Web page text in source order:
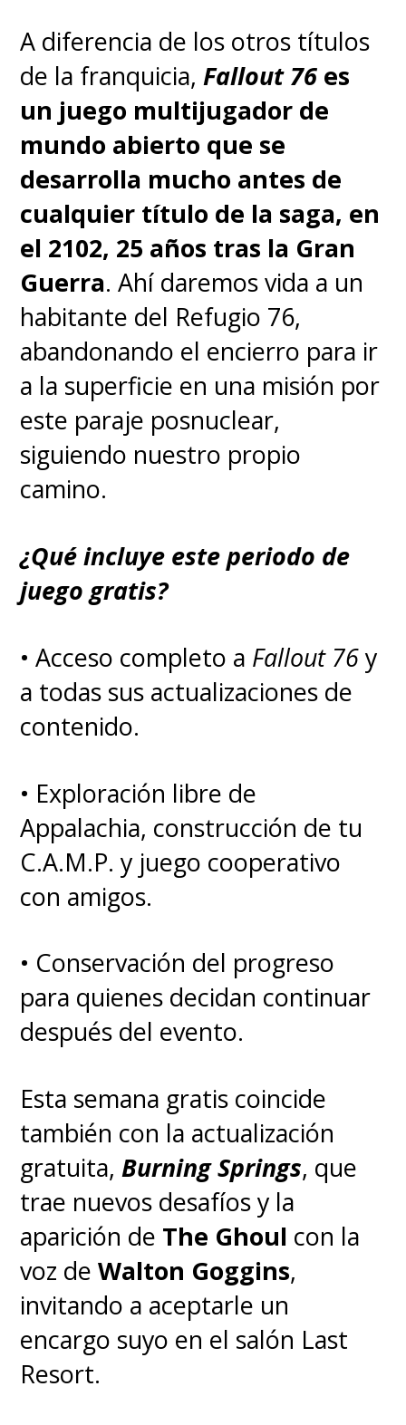
A diferencia de los otros títulos
de la franquicia, Fallout 76 es
un juego multijugador de
mundo abierto que se
desarrolla mucho antes de
cualquier título de la saga, en
el 2102, 25 años tras la Gran
Guerra. Ahí daremos vida a un
habitante del Refugio 76,
abandonando el encierro para ir
a la superficie en una misión por
este paraje posnuclear,
siguiendo nuestro propio
camino.
¿Qué incluye este periodo de
juego gratis?
• Acceso completo a Fallout 76y
a todas sus actualizaciones de
contenido.
• Exploración libre de
Appalachia, construcción de tu
C.A.M.P. y juego cooperativo
con amigos.
• Conservación del progreso
para quienes decidan continuar
después del evento.
Esta semana gratis coincide
también con la actualización
gratuita,Burning Springs, que
trae nuevos desafíos y la
aparición de The Ghoul con la
voz de Walton Goggins,
invitando a aceptarle un
encargo suyo en el salón Last
Resort.